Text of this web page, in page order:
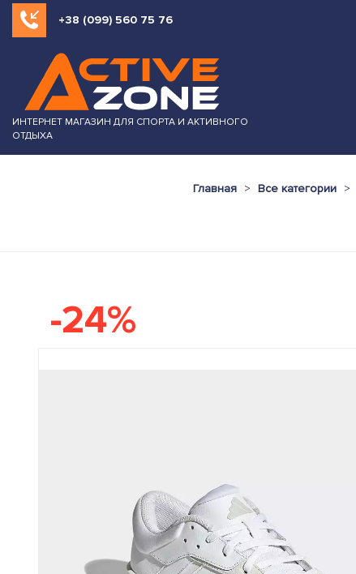
+38 (099) 560 75 76
ИНТЕРНЕТ МАГАЗИН ДЛЯ СПОРТА И АКТИВНОГО
ОТДЫХА
Главная Все категории
-24%